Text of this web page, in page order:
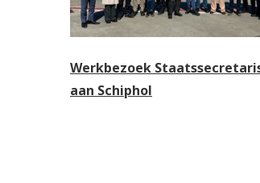
Werkbezoek
aan Schiphol